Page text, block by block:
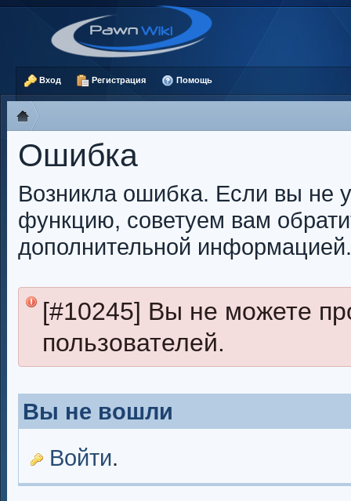
Вход Регистрация Помощь
Ошибка
Возникла ошибка. Если вы не
функцию, советуем вам
дополнительной информацией.
[#10245] Вы не можете
пользователей.
Вы не вошли
Войти.